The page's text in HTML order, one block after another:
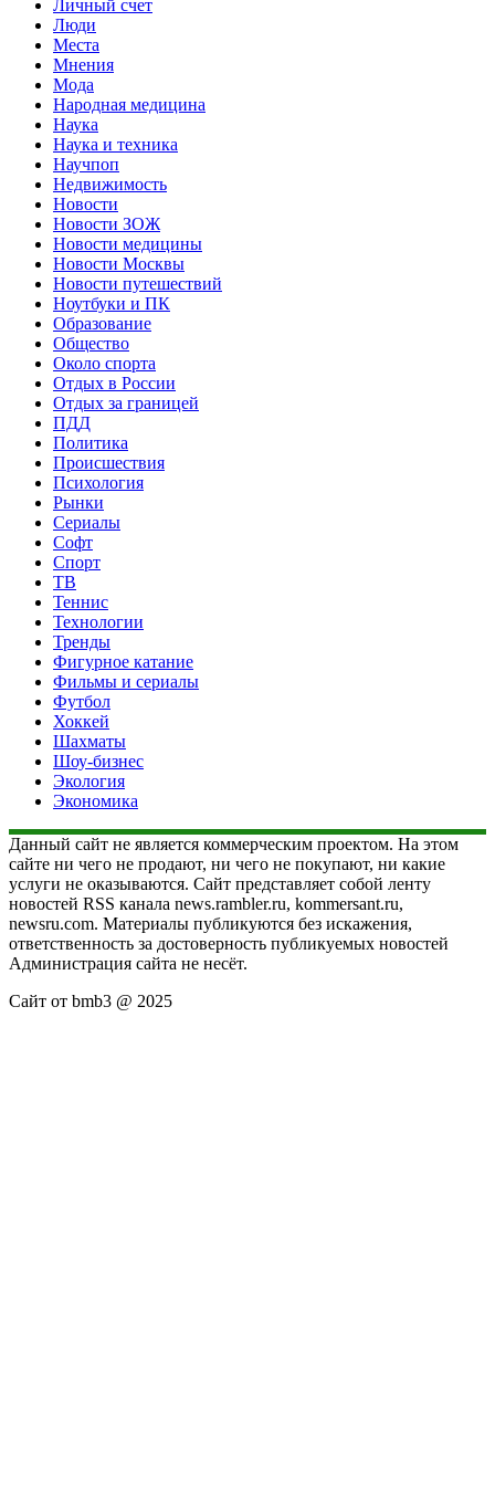
Личный счет
Люди
Места
Мнения
Мода
Народная медицина
Наука
Наука и техника
Научпоп
Недвижимость
Новости
Новости ЗОЖ
Новости медицины
Новости Москвы
Новости путешествий
Ноутбуки и ПК
Образование
Общество
Около спорта
Отдых в России
Отдых за границей
ПДД
Политика
Происшествия
Психология
Рынки
Сериалы
Софт
Спорт
ТВ
Теннис
Технологии
Тренды
Фигурное катание
Фильмы и сериалы
Футбол
Хоккей
Шахматы
Шоу-бизнес
Экология
Экономика
Данный сайт не является коммерческим проектом. На этом
сайте ни чего не продают, ни чего не покупают, ни какие
услуги не оказываются. Сайт представляет собой ленту
новостей RSS канала news.rambler.ru, kommersant.ru,
newsru.com. Материалы публикуются без искажения,
ответственность за достоверность публикуемых новостей
Администрация сайта не несёт.
Сайт от bmb3 @ 2025